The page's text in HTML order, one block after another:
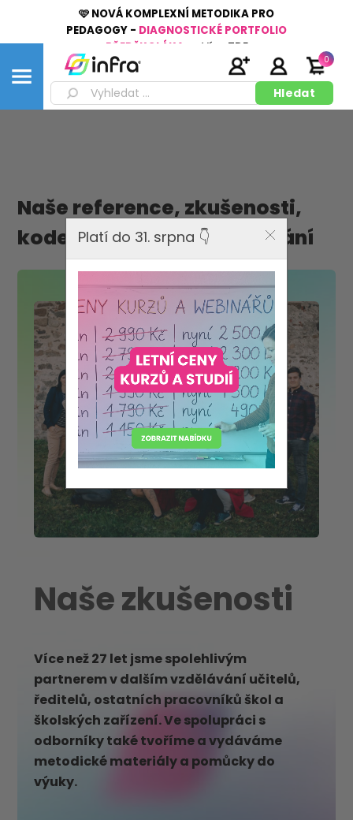
🩷 NOVÁ KOMPLEXNÍ METODIKA PRO
PEDAGOGY - DIAGNOSTICKÉ PORTFOLIO
PŘEDŠKOLÁKA
Více ZDE
0
Naše reference, zkušenosti,
kodex a standard vzdělávání
Naše zkušenosti
Více než 27 let jsme spolehlivým
partnerem v dalším vzdělávání učitelů,
ředitelů, ostatních pracovníků škol a
školských zařízení. Ve spolupráci s
odborníky také tvoříme a vydáváme
metodické materiály a pomůcky do
výuky.
Platí do 31. srpna 👇